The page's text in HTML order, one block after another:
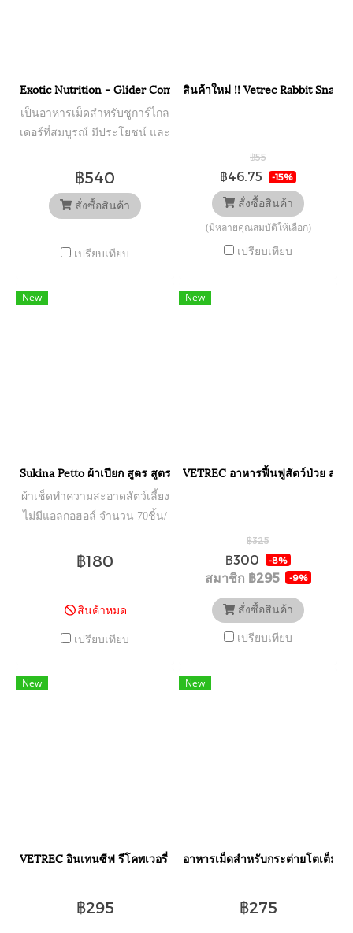
Exotic Nutrition - Glider Complete อาหารชูก้าไรเดอร์สูตรสมบูรณ์
เป็นอาหารเม็ดสำหรับชูการ์ไกล
เดอร์ที่สมบูรณ์ มีประโยชน์ และ
฿540
สั่งซื้อสินค้า
เปรียบเทียบ
สินค้าใหม่ !! Vetrec Rabbit
฿55
฿46.75 -15%
สั่งซื้อสินค้า
(มีหลายคุณสมบัติให้เลือก)
เปรียบเทียบ
New
Sukina Petto ผ้าเปียก สูตร สูตร Original (สีฟ้า)
ผ้าเช็ดทำความสะอาดสัตว์เลี้ยง
ไม่มีแอลกอฮอล์ จำนวน 70ชิ้น/
฿180
สินค้าหมด
เปรียบเทียบ
New
VETREC อาหารฟื้นฟูสัตว์ป่วย สำห
฿325
฿300 -8%
สมาชิก ฿295 -9%
สั่งซื้อสินค้า
เปรียบเทียบ
New
VETREC อินเทนซีฟ รีโคพเวอรี่ อาหารชนิดผง สำหรับสัตว์กินพืช ช่ว
฿295
New
อาหารเม็ดสำหรับกระต่ายโตเต็มวั
฿275